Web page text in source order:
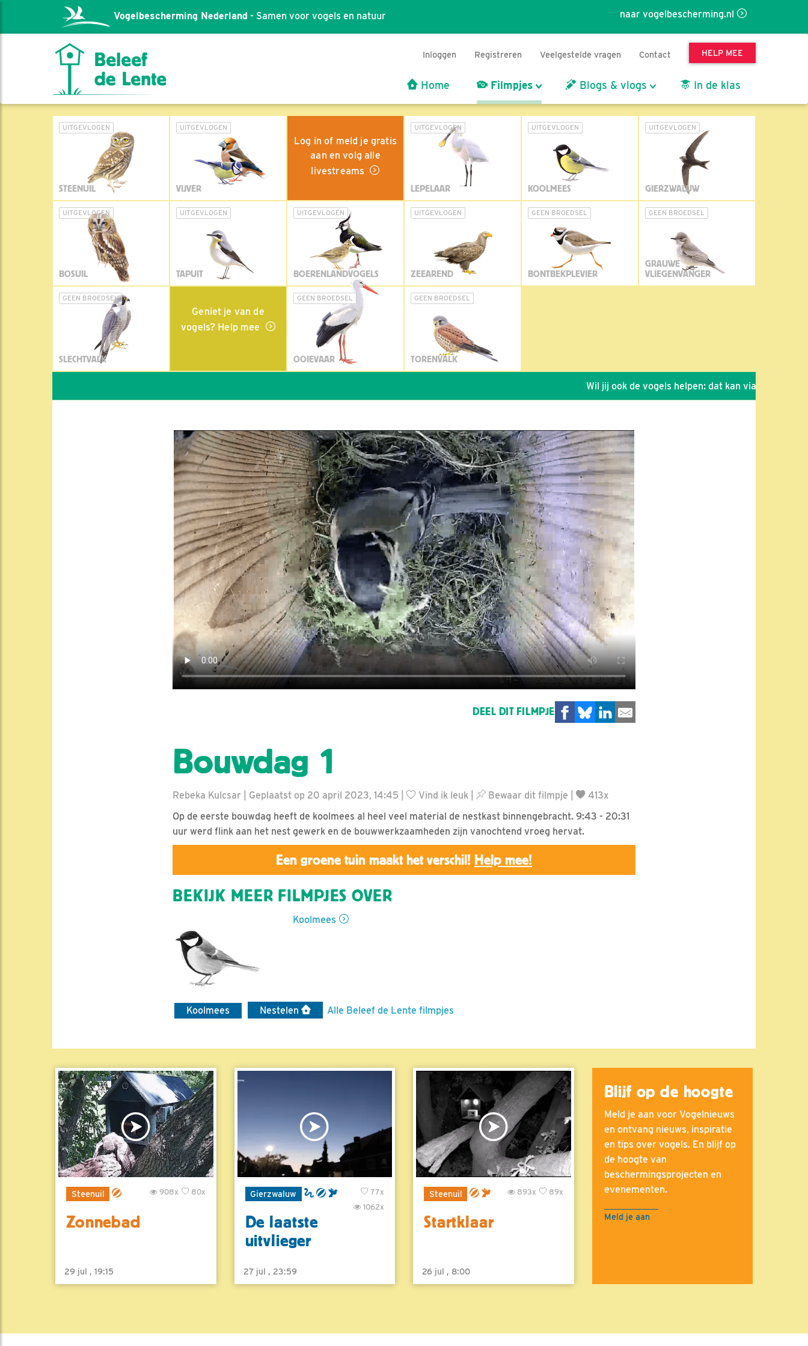
naar vogelbescherming.nl
Vogelbescherming Nederland - Samen voor vogels en natuur
Inloggen Registreren Veelgestelde vragen Contact HELP MEE
Home Filmpjes Blogs & vlogs In de klas
UITGEVLOGEN
STEENUIL
UITGEVLOGEN
VIJVER
Log in of meld je gratis
aan en volg alle
livestreams
UITGEVLOGEN
LEPELAAR
UITGEVLOGEN
KOOLMEES
UITGEVLOGEN
GIERZWALUW
UITGEVLOGEN
BOSUIL
UITGEVLOGEN
TAPUIT
UITGEVLOGEN
BOERENLANDVOGELS
UITGEVLOGEN
ZEEAREND
GEEN BROEDSEL
BONTBEKPLEVIER
GEEN BROEDSEL
GRAUWE
VLIEGENVANGER
GEEN BROEDSEL
SLECHTVALK
Geniet je van de
vogels? Help mee
GEEN BROEDSEL
OOIEVAAR
GEEN BROEDSEL
TORENVALK
Wil jij ook de vogels helpen: dat kan via de link!
DEEL DIT FILMPJE
Bouwdag 1
Rebeka Kulcsar | Geplaatst op 20 april 2023, 14:45 | Vind ik leuk Bewaar dit filmpje
413x
Op de eerste bouwdag heeft de koolmees al heel veel material de nestkast binnengebracht. 9:43 - 20:31
uur werd flink aan het nest gewerk en de bouwwerkzaamheden zijn vanochtend vroeg hervat.
Een groene tuin maakt het verschil! Help mee!
BEKIJK MEER FILMPJES OVER
Koolmees
Koolmees Nestelen Alle Beleef de Lente filmpjes
Steenuil 80x
908x
Zonnebad
29 jul , 19:15
Gierzwaluw
77x
1062x
De laatste
uitvlieger
27 jul , 23:59
Steenuil 89x
893x
Startklaar
26 jul , 8:00
Blijf op de hoogte
Meld je aan voor Vogelnieuws
en ontvang nieuws, inspiratie
en tips over vogels. En blijf op
de hoogte van
beschermingsprojecten en
evenementen.
Meld je aan